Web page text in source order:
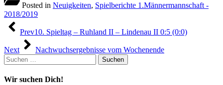
Posted in Neuigkeiten, Spielberichte 1.Männermannschaft -
2018/2019
Beitragsnavigation
Prev10. Spieltag – Ruhland II – Lindenau II 0:5 (0:0)
Next
Nachwuchsergebnisse vom Wochenende
Suchen
nach:
Wir suchen Dich!